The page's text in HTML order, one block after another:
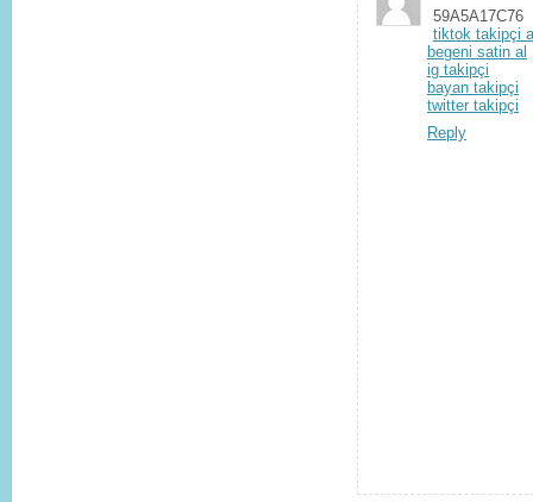
59A5A17C76
tiktok takipçi
begeni satin al
ig takipçi
bayan takipçi
twitter takipçi
Reply